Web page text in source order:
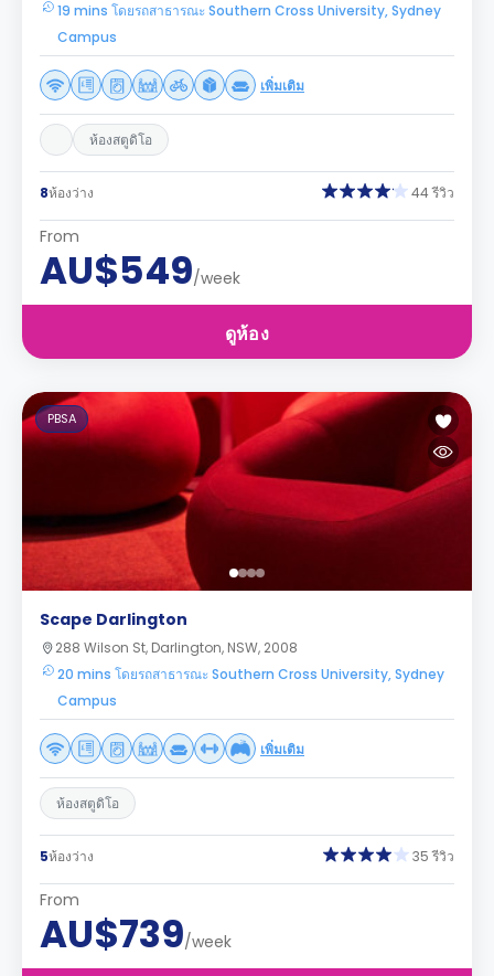
19 mins โดยรถสาธารณะ Southern Cross University, Sydney
Campus
เพิ่มเติม
ห้องสตูดิโอ
8ห้องว่าง 44 รีวิว
From
AU$549/week
ดูห้อง
PBSA
Scape Darlington
288 Wilson St, Darlington, NSW, 2008
20 mins โดยรถสาธารณะ Southern Cross University, Sydney
Campus
เพิ่มเติม
ห้องสตูดิโอ
5ห้องว่าง 35 รีวิว
From
AU$739/week